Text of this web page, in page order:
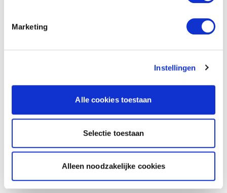
Marketing
Instellingen
Alle cookies toestaan
Selectie toestaan
Alleen noodzakelijke cookies